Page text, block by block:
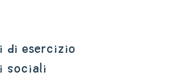
di esercizio
sociali